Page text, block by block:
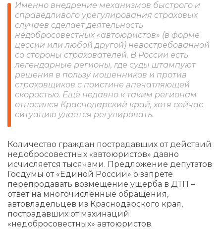
Именно внедрение механизмов быстрого и
справедливого урегулирования страховых
случаев сделает деятельность
недобросовестных «автоюристов» (в форме
цессии или любой другой) невостребованной
со стороны страхователей. В России есть
легендарные регионы, где суды штампуют
решения в пользу мошенников и против
страховщиков с поистине впечатляющей
скоростью. Ещё недавно к таким регионам
относился Краснодарский край, хотя сейчас
ситуацию удается регулировать.
Количество граждан пострадавших от действий
недобросовестных «автоюристов» давно
исчисляется тысячами. Предложение депутатов
Госдумы от «Единой России» о запрете
перепродавать возмещение ущерба в ДТП –
ответ на многочисленные обращения,
автовладельцев из Краснодарского края,
пострадавших от махинаций
«недобросовестных» автоюристов.